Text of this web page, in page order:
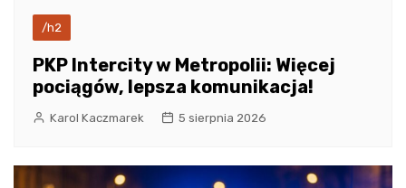
/h2
PKP Intercity w Metropolii: Więcej
pociągów, lepsza komunikacja!
Karol Kaczmarek 5 sierpnia 2026